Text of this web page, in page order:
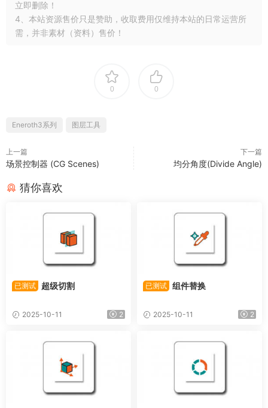
立即删除！
4、本站资源售价只是赞助，收取费用仅维持本站的日常运营所
需，并非素材（资料）售价！
0 0
Eneroth3系列 图层工具
上一篇
场景控制器 (CG Scenes)
下一篇
均分角度(Divide Angle)
猜你喜欢
已测试 超级切割
2025-10-11 2
已测试 组件替换
2025-10-11 2